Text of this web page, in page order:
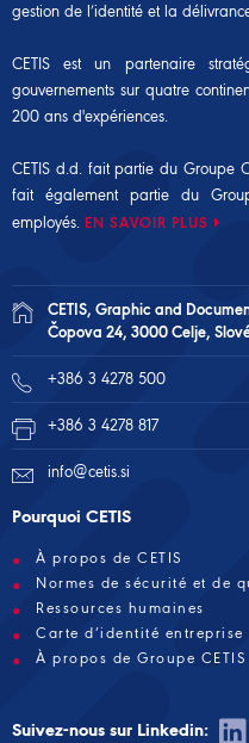
gestion de l’identité et la
CETIS est un partenaire
gouvernements sur quatre
200 ans d'expériences.
CETIS d.d. fait partie du Groupe
fait également partie du
employés. EN SAVOIR PLUS
CETIS, Graphic and
Čopova 24, 3000 Celje,
+386 3 4278 500
+386 3 4278 817
info@cetis.si
Pourquoi CETIS
À propos de CETIS
Normes de sécurité et de
Ressources humaines
Carte d’identité entreprise
À propos de Groupe CETIS
Suivez-nous sur Linkedin: